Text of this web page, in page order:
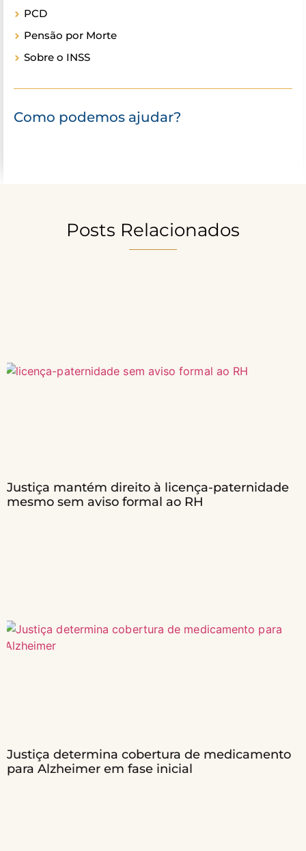
PCD
Pensão por Morte
Sobre o INSS
Como podemos ajudar?
Posts Relacionados
Justiça mantém direito à licença-paternidade
mesmo sem aviso formal ao RH
Justiça determina cobertura de medicamento
para Alzheimer em fase inicial